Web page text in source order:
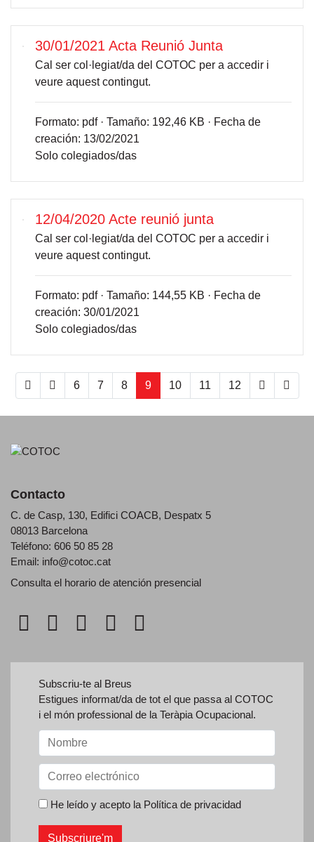
30/01/2021 Acta Reunió Junta
Cal ser col·legiat/da del COTOC per a accedir i
veure aquest contingut.
Formato: pdf · Tamaño: 192,46 KB · Fecha de
creación: 13/02/2021
Solo colegiados/das
12/04/2020 Acte reunió junta
Cal ser col·legiat/da del COTOC per a accedir i
veure aquest contingut.
Formato: pdf · Tamaño: 144,55 KB · Fecha de
creación: 30/01/2021
Solo colegiados/das
6 7 8 9(current)
10 11 12
Contacto
C. de Casp, 130, Edifici COACB, Despatx 5
08013 Barcelona
Teléfono: 606 50 85 28
Email: info@cotoc.cat
Consulta el horario de atención presencial
Subscriu-te al Breus
Estigues informat/da de tot el que passa al COTOC
i el món professional de la Teràpia Ocupacional.
He leído y acepto la Política de privacidad